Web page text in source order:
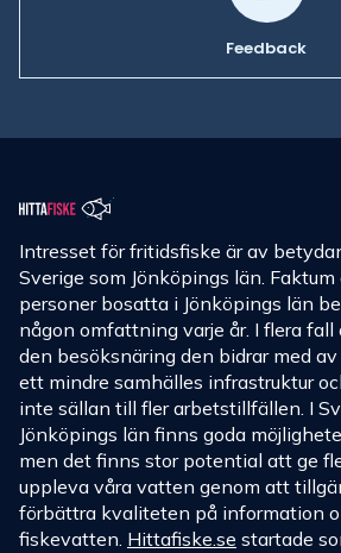
Feedback
Intresset för fritidsfiske är av
Sverige som Jönköpings län.
personer bosatta i Jönköpings län
någon omfattning varje år. I flera
den besöksnäring den bidrar med
ett mindre samhälles infrastruktur
inte sällan till fler arbetstillfällen. I
Jönköpings län finns goda
men det finns stor potential att ge
uppleva våra vatten genom att
förbättra kvaliteten på information
fiskevatten. Hittafiske.se startade